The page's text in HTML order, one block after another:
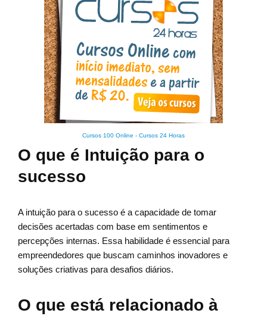
Cursos 100 Online - Cursos 24 Horas
O que é Intuição para o
sucesso
A intuição para o sucesso é a capacidade de tomar
decisões acertadas com base em sentimentos e
percepções internas. Essa habilidade é essencial para
empreendedores que buscam caminhos inovadores e
soluções criativas para desafios diários.
O que está relacionado à